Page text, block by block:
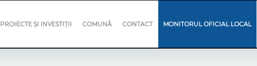
PROIECTE ȘI INVESTIȚII COMUNĂ CONTACT MONITORUL OFICIAL LOCAL